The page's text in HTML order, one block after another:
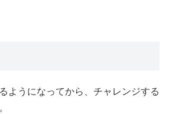
ようになってから、チャレンジする